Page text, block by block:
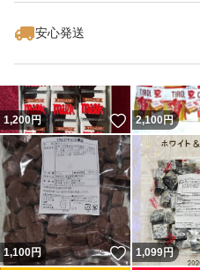
安心発送
1,200円 いいね！
2,100円
1,100円 いいね！
1,099円